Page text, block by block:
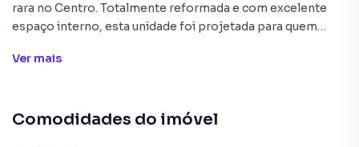
rara no Centro. Totalmente reformada e com excelente
espaço interno, esta unidade foi projetada para quem
Ver mais
Comodidades do imóvel